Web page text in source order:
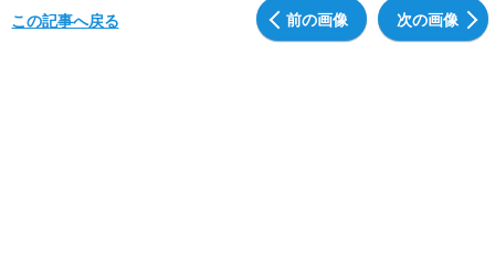
前の画像 次の画像
この記事へ戻る